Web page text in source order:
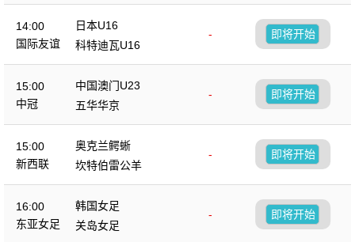
14:00
国际友谊
日本U16
-
科特迪瓦U16
即将开始
15:00
中冠
中国澳门U23
-
五华华京
即将开始
15:00
新西联
奥克兰鳄蜥
-
坎特伯雷公羊
即将开始
16:00
东亚女足
韩国女足
-
关岛女足
即将开始